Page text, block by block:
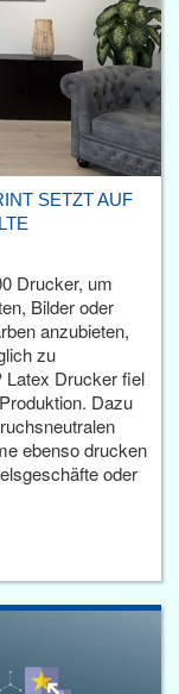
SETZT AUF
Drucker, um
Bilder oder
anzubieten,
zu
Latex Drucker fiel
Dazu
ebenso drucken
oder